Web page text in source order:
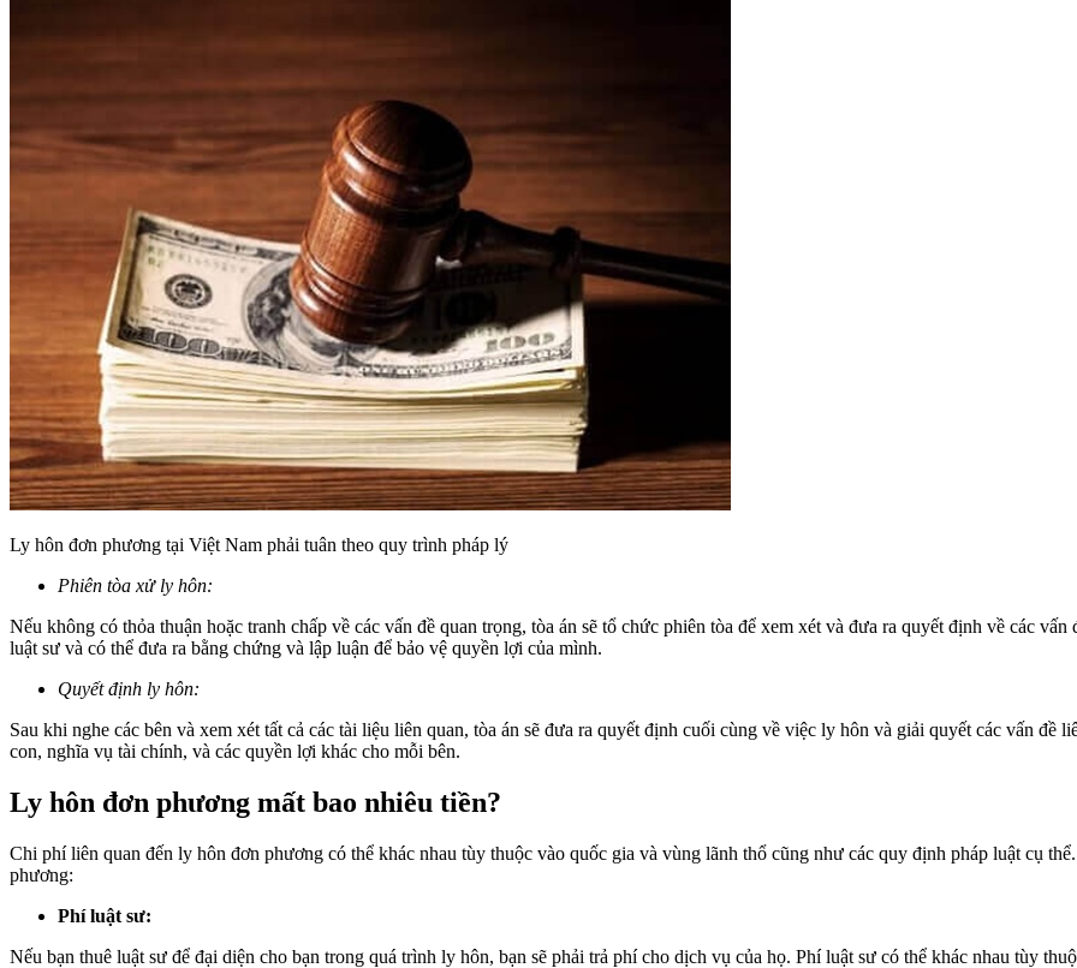
Ly hôn đơn phương tại Việt Nam phải tuân theo quy trình pháp lý
Phiên tòa xử ly hôn:
Nếu không có thỏa thuận hoặc tranh chấp về các vấn đề quan trọng, tòa án sẽ tổ chức phiên tòa để xem xét và đưa ra quyết định về các
luật sư và có thể đưa ra bằng chứng và lập luận để bảo vệ quyền lợi của mình.
Quyết định ly hôn:
Sau khi nghe các bên và xem xét tất cả các tài liệu liên quan, tòa án sẽ đưa ra quyết định cuối cùng về việc ly hôn và giải quyết các vấn đề
con, nghĩa vụ tài chính, và các quyền lợi khác cho mỗi bên.
Ly hôn đơn phương mất bao nhiêu tiền?
Chi phí liên quan đến ly hôn đơn phương có thể khác nhau tùy thuộc vào quốc gia và vùng lãnh thổ cũng như các quy định pháp luật cụ
phương:
Phí luật sư:
Nếu bạn thuê luật sư để đại diện cho bạn trong quá trình ly hôn, bạn sẽ phải trả phí cho dịch vụ của họ. Phí luật sư có thể khác nhau tùy